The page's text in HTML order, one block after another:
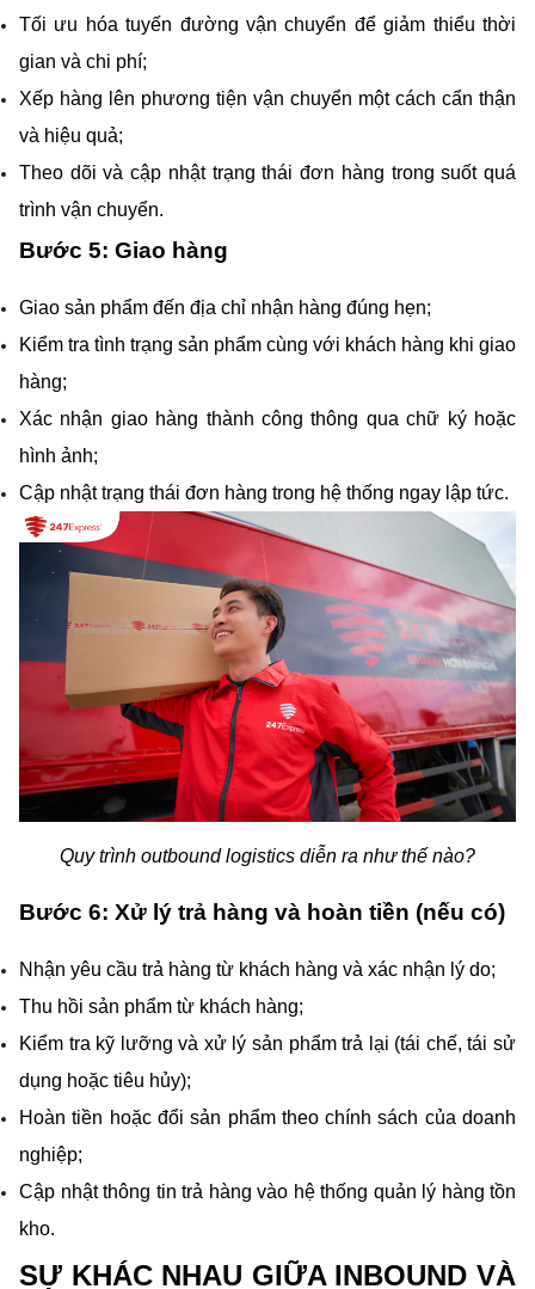
Tối ưu hóa tuyến đường vận chuyển để giảm thiểu thời
gian và chi phí;
Xếp hàng lên phương tiện vận chuyển một cách cẩn thận
và hiệu quả;
Theo dõi và cập nhật trạng thái đơn hàng trong suốt quá
trình vận chuyển.
Bước 5: Giao hàng
Giao sản phẩm đến địa chỉ nhận hàng đúng hẹn;
Kiểm tra tình trạng sản phẩm cùng với khách hàng khi giao
hàng;
Xác nhận giao hàng thành công thông qua chữ ký hoặc
hình ảnh;
Cập nhật trạng thái đơn hàng trong hệ thống ngay lập tức.
Quy trình outbound logistics diễn ra như thế nào?
Bước 6: Xử lý trả hàng và hoàn tiền (nếu có)
Nhận yêu cầu trả hàng từ khách hàng và xác nhận lý do;
Thu hồi sản phẩm từ khách hàng;
Kiểm tra kỹ lưỡng và xử lý sản phẩm trả lại (tái chế, tái sử
dụng hoặc tiêu hủy);
Hoàn tiền hoặc đổi sản phẩm theo chính sách của doanh
nghiệp;
Cập nhật thông tin trả hàng vào hệ thống quản lý hàng tồn
kho.
SỰ KHÁC NHAU GIỮA INBOUND VÀ